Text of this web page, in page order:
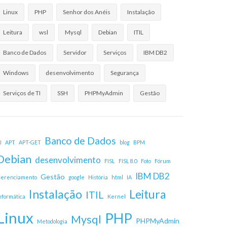
Linux PHP Senhor dos Anéis Instalação
Leitura wsl Mysql Debian ITIL
Banco de Dados Servidor Serviços IBM DB2
Windows desenvolvimento Segurança
Serviços de TI SSH PHPMyAdmin Gestão
APT APT-GET Banco de Dados blog BPM
desenvolvimento FISL FISL 8.0 Foto Fórum
Gestão google História html IA IBM DB2
Instalação ITIL Kernel Leitura
Metodologia Mysql PHP PHPMyAdmin